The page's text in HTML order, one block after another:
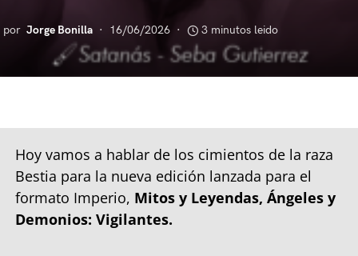
por Jorge Bonilla 16/06/2026 3 minutos leido
Hoy vamos a hablar de los cimientos de la raza
Bestia para la nueva edición lanzada para el
formato Imperio, Mitos y Leyendas, Ángeles y
Demonios: Vigilantes.